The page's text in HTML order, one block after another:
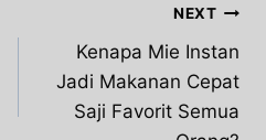
NEXT
Kenapa Mie Instan
Jadi Makanan Cepat
Saji Favorit Semua